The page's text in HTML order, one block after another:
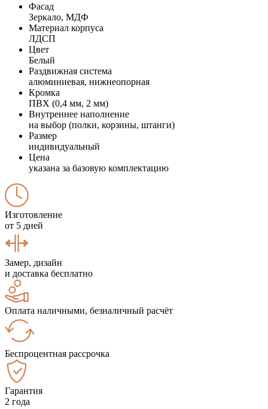
Фасад
Зеркало, МДФ
Материал корпуса
ЛДСП
Цвет
Белый
Раздвижная система
алюминиевая, нижнеопорная
Кромка
ПВХ (0,4 мм, 2 мм)
Внутреннее наполнение
на выбор (полки, корзины, штанги)
Размер
индивидуальный
Цена
указана за базовую комплектацию
Изготовление
от 5 дней
Замер, дизайн
и доставка бесплатно
Оплата наличными, безналичный расчёт
Беспроцентная рассрочка
Гарантия
2 года